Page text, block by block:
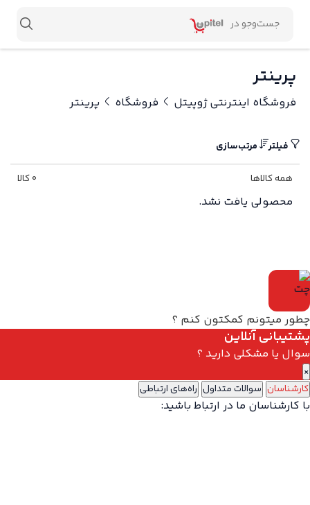
پرینتر
فروشگاه اینترنتی ژوپیتل فروشگاه پرینتر
فیلتر مرتب‌سازی
همه کالاها 0 کالا
محصولی یافت نشد.
چطور میتونم کمکتون کنم ؟
پشتیبانی آنلاین
سوال یا مشکلی دارید ؟
×
کارشناسان سوالات متداول راه‌های ارتباطی
با کارشناسان ما در ارتباط باشید: